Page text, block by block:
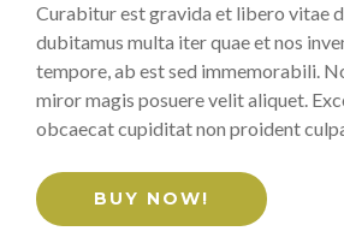
Curabitur est gravida et libero vitae
dubitamus multa iter quae et nos
tempore, ab est sed immemorabili.
miror magis posuere velit aliquet.
obcaecat cupiditat non proident
BUY NOW!